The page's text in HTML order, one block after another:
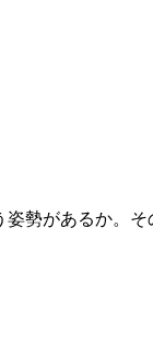
勢があるか。